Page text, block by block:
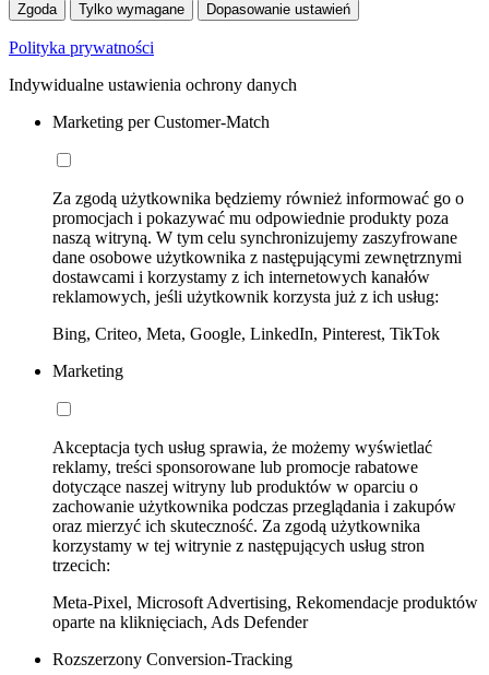
Zgoda Tylko wymagane Dopasowanie ustawień
Polityka prywatności
Indywidualne ustawienia ochrony danych
Marketing per Customer-Match
Za zgodą użytkownika będziemy również informować go o
promocjach i pokazywać mu odpowiednie produkty poza
naszą witryną. W tym celu synchronizujemy zaszyfrowane
dane osobowe użytkownika z następującymi zewnętrznymi
dostawcami i korzystamy z ich internetowych kanałów
reklamowych, jeśli użytkownik korzysta już z ich usług:
Bing, Criteo, Meta, Google, LinkedIn, Pinterest, TikTok
Marketing
Akceptacja tych usług sprawia, że możemy wyświetlać
reklamy, treści sponsorowane lub promocje rabatowe
dotyczące naszej witryny lub produktów w oparciu o
zachowanie użytkownika podczas przeglądania i zakupów
oraz mierzyć ich skuteczność. Za zgodą użytkownika
korzystamy w tej witrynie z następujących usług stron
trzecich:
Meta-Pixel, Microsoft Advertising, Rekomendacje produktów
oparte na kliknięciach, Ads Defender
Rozszerzony Conversion-Tracking